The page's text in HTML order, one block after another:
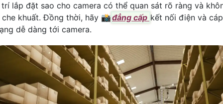
lắp đặt sao cho camera có thể quan sát rõ ràng và
che khuất. Đồng thời, hãy 📸đẳng cấp kết nối điện và cáp
dễ dàng tới camera.